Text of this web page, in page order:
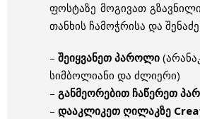
ფოსტაზე მოგივათ გზავნილი
თანხის ჩამოჭრისა და
– შეიყვანეთ პაროლი
სიმბოლიანი და ძლიერი)
– განმეორებით ჩაწერეთ
– დააკლიკეთ ღილაკზე